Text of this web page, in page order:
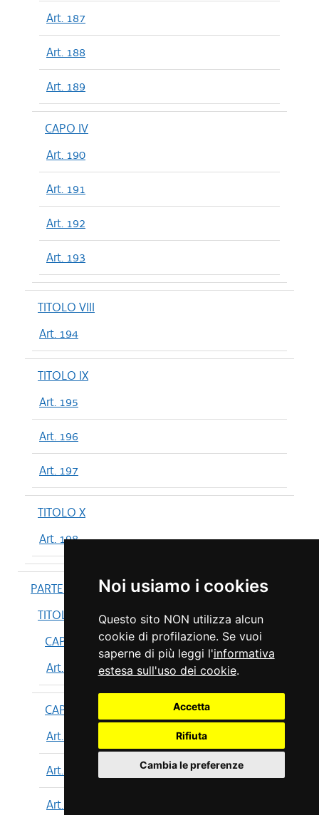
Noi usiamo i cookies
Questo sito NON utilizza alcun
cookie di profilazione. Se vuoi
saperne di più leggi l'informativa
estesa sull'uso dei cookie.
Accetta
Rifiuta
Cambia le preferenze
Art. 187
Art. 188
Art. 189
CAPO IV
Art. 190
Art. 191
Art. 192
Art. 193
TITOLO VIII
Art. 194
TITOLO IX
Art. 195
Art. 196
Art. 197
TITOLO X
Art. 198
PARTE IV
TITOLO I
CAPO I
Art. 199
CAPO II
Art. 200
Art. 201
Art. 202